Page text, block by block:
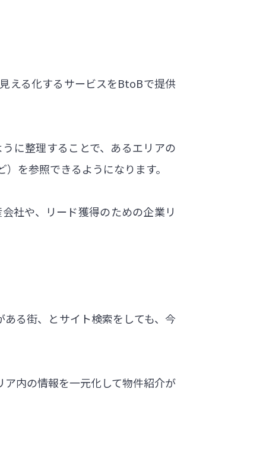
える化するサービスをBtoBで提供
に整理することで、あるエリアの
を参照できるようになります。
社や、リード獲得のための企業リ
る街、とサイト検索をしても、今
内の情報を一元化して物件紹介が